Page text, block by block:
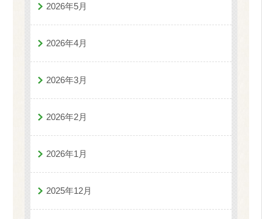
2026年5月
2026年4月
2026年3月
2026年2月
2026年1月
2025年12月